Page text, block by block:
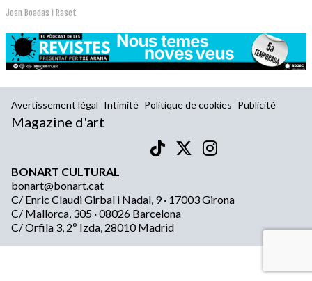
Joan Boadas i Raset
Avertissement légal Intimité Politique de cookies Publicité
Magazine d'art
BONART CULTURAL
bonart@bonart.cat
C/ Enric Claudi Girbal i Nadal, 9 · 17003 Girona
C/ Mallorca, 305 · 08026 Barcelona
C/ Orfila 3, 2º Izda, 28010 Madrid